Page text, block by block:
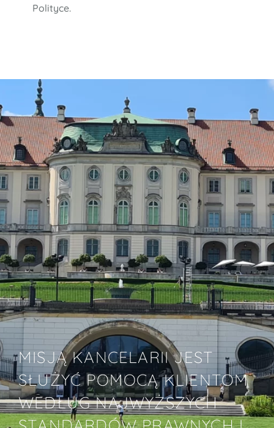
Polityce.
MISJĄ KANCELARII JEST
SŁUŻYĆ POMOCĄ KLIENTOM
WEDŁUG NAJWYŻSZYCH